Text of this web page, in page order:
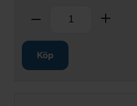
Ta bort
Köp